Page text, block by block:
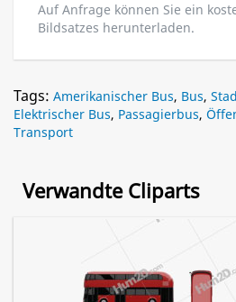
Auf Anfrage können Sie ein
Bildsatzes herunterladen.
Tags: Amerikanischer Bus, Bus,
Elektrischer Bus, Passagierbus,
Transport
Verwandte Cliparts